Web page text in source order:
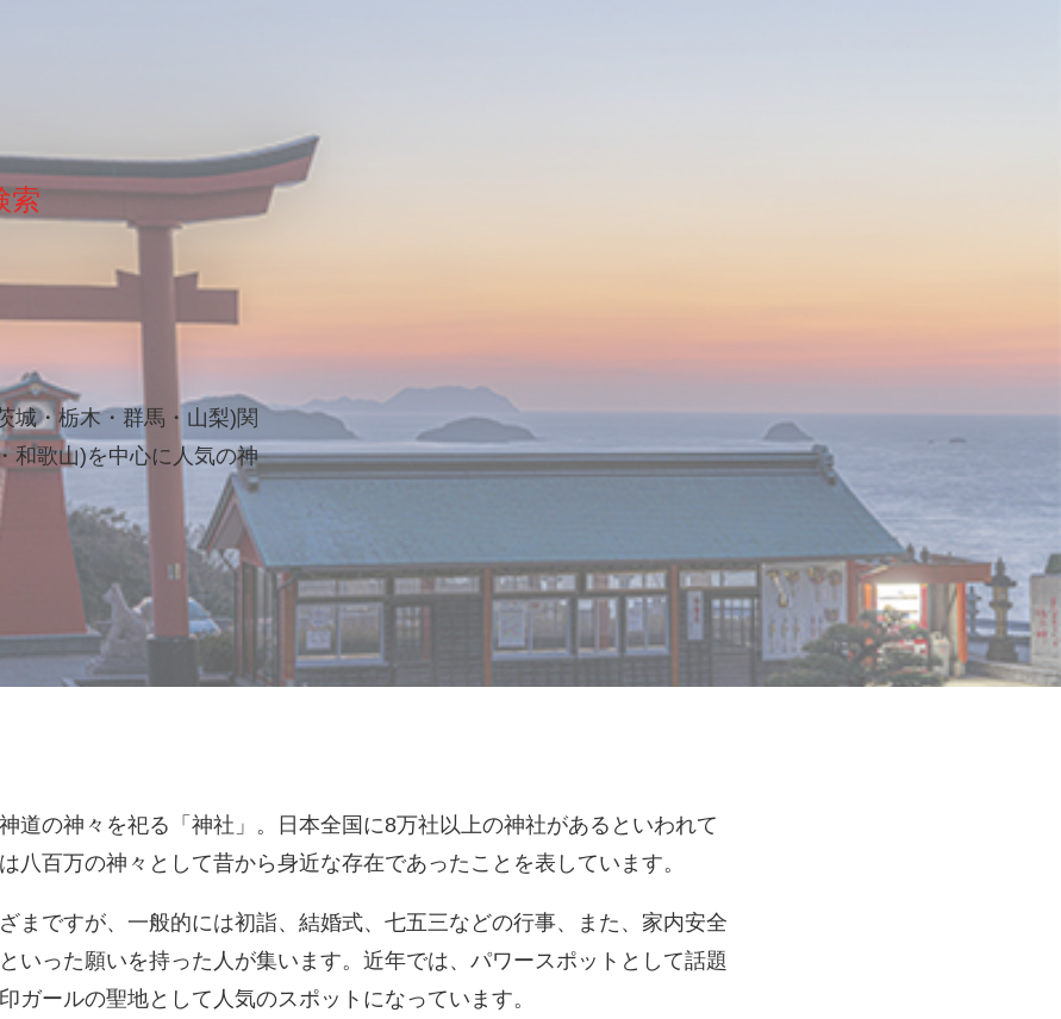
索
城・栃木・群馬・山梨)関
和歌山)を中心に人気の神
道の神々を祀る「神社」。日本全国に8万社以上の神社があるといわれて
八百万の神々として昔から身近な存在であったことを表しています。
まですが、一般的には初詣、 結婚式、 七五三などの行事、
また、家内安全
いった願いを持った人が集います。近年では、パワースポットとして話題
ガールの聖地として人気のスポットになっています。